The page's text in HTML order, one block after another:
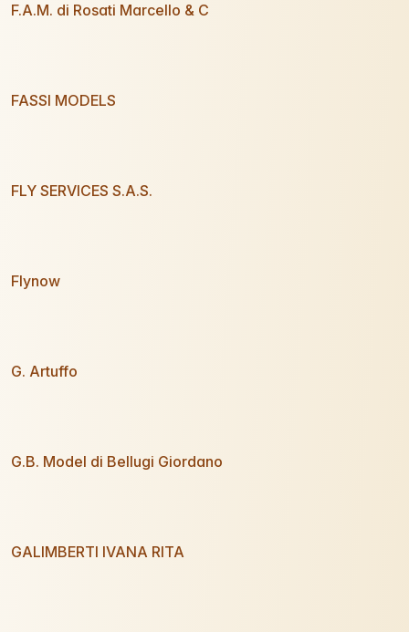
F.A.M. di Rosati Marcello & C
FASSI MODELS
FLY SERVICES S.A.S.
Flynow
G. Artuffo
G.B. Model di Bellugi Giordano
GALIMBERTI IVANA RITA